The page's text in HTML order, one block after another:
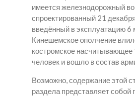
имеется железнодорожный
спроектированный 21
введённый в эксплуатацию 6
Кинешемское ополчение
костромское насчитывающее
человек и вошло в состав
Возможно, содержание этой
раздела представляет собой